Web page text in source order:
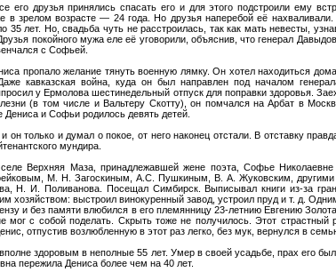
его друзья принялись спасать его и для этого подстроили ему
возрасте — 24 года. Но друзья наперебой её нахваливали.
лет. Но, свадьба чуть не расстроилась, так как мать невесты,
покойного мужа еле её уговорили, объяснив, что генерал
с Софьей.
пропало желание тянуть военную лямку. Он хотел находиться
кавказская война, куда он был направлен под началом
у Ермолова шестинедельный отпуск для поправки здоровья.
(в том числе и Вальтеру Скотту), он помчался на Арбат в
и Софьи родилось девять детей.
только и думал о покое, от него наконец отстали. В отставку
мундира.
Верхняя Маза, принадлежавшей жене поэта, Софье Николаевне
М. Н. Загоскиным, А.С. Пушкиным, В. А. Жуковским, другими
И. Поливанова. Посещал Симбирск. Выписывал книги из-за
хозяйством: выстроил винокуренный завод, устроил пруд и т. д.
и без памяти влюбился в его племянницу 23-летнию Евгению
с собой поделать. Скрыть тоже не получилось. Этот страстный
отпустив возлюбленную в этот раз легко, без мук, вернулся в
здоровым в неполные 55 лет. Умер в своей усадьбе, прах его
пережила Дениса более чем на 40 лет.